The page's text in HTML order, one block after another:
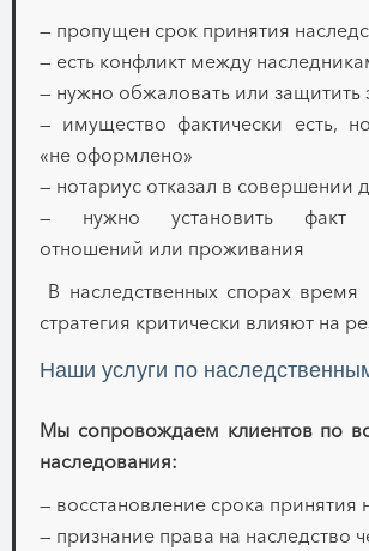
— пропущен срок принятия
— есть конфликт между
— нужно обжаловать или защитить
— имущество фактически есть,
«не оформлено»
— нотариус отказал в совершении
— нужно установить факт
отношений или проживания
В наследственных спорах время
стратегия критически влияют на
Наши услуги по
Мы сопровождаем клиентов по
наследования:
— восстановление срока принятия
— признание права на наследство